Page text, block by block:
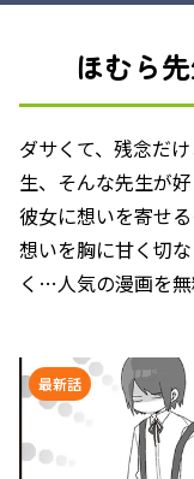
ほむら
ダサくて、残念だ
生、そんな先生が
彼女に想いを寄せ
想いを胸に甘く切
く…人気の漫画を無
最新話